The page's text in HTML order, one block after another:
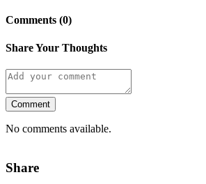
Comments (0)
Share Your Thoughts
Comment
No comments available.
Share